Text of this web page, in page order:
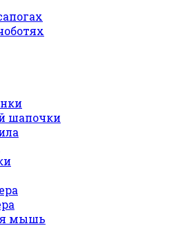
шапочки
мышь